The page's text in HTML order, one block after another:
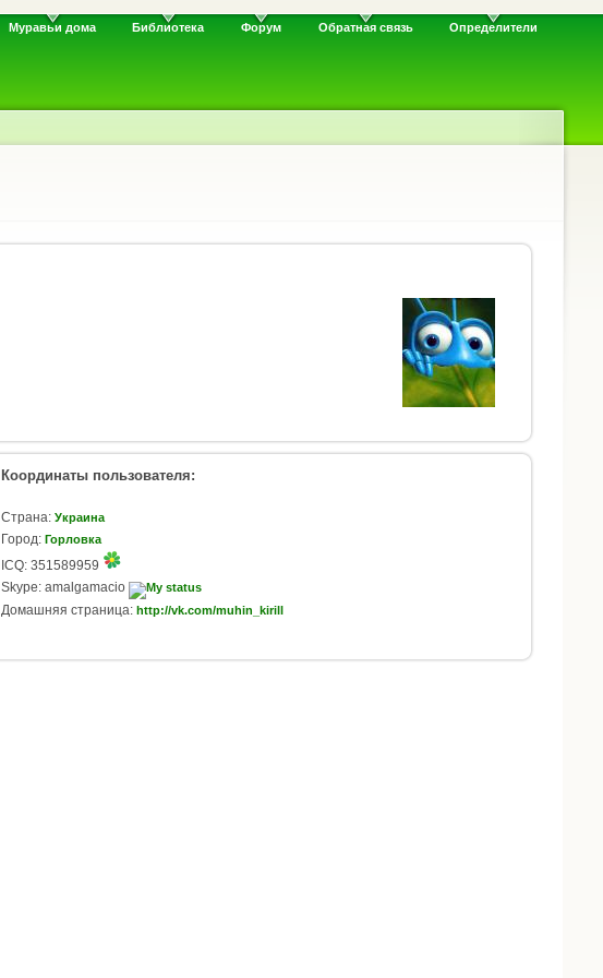
Муравьи дома Библиотека Форум Обратная связь Определители
Координаты пользователя:
Страна: Украина
Город: Горловка
ICQ: 351589959
Skype: amalgamacio
Домашняя страница: http://vk.com/muhin_kirill